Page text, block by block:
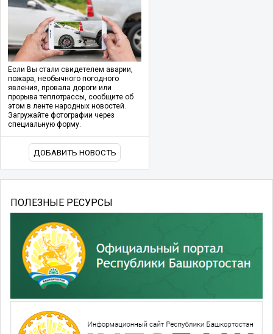
Если Вы стали свидетелем аварии,
пожара, необычного погодного
явления, провала дороги или
прорыва теплотрассы, сообщите об
этом в ленте народных новостей.
Загружайте фотографии через
специальную форму.
ДОБАВИТЬ НОВОСТЬ
ПОЛЕЗНЫЕ РЕСУРСЫ